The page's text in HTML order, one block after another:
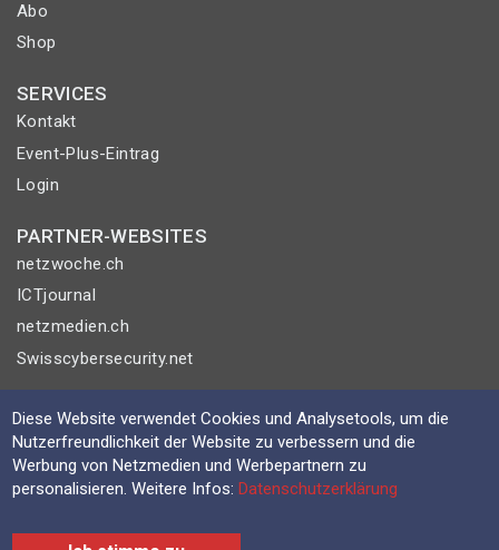
Abo
Shop
SERVICES
Kontakt
Event-Plus-Eintrag
Login
PARTNER-WEBSITES
netzwoche.ch
ICTjournal
netzmedien.ch
Swisscybersecurity.net
© NETZMEDIEN AG 2026
Impressum
AGB
Nutzungsbestimmungen
Datenschutzerklärung
Diese Website verwendet Cookies und Analysetools, um die
Nutzerfreundlichkeit der Website zu verbessern und die
Werbung von Netzmedien und Werbepartnern zu
personalisieren. Weitere Infos:Datenschutzerklärung